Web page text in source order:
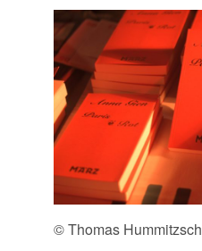
© Thomas Hummitzsch